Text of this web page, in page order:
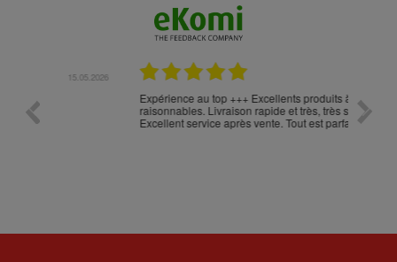
Expérience au top +++ Excellents produits à prix
raisonnables. Livraison rapide et très, très soignée.
Excellent service après vente. Tout est parfait !!!